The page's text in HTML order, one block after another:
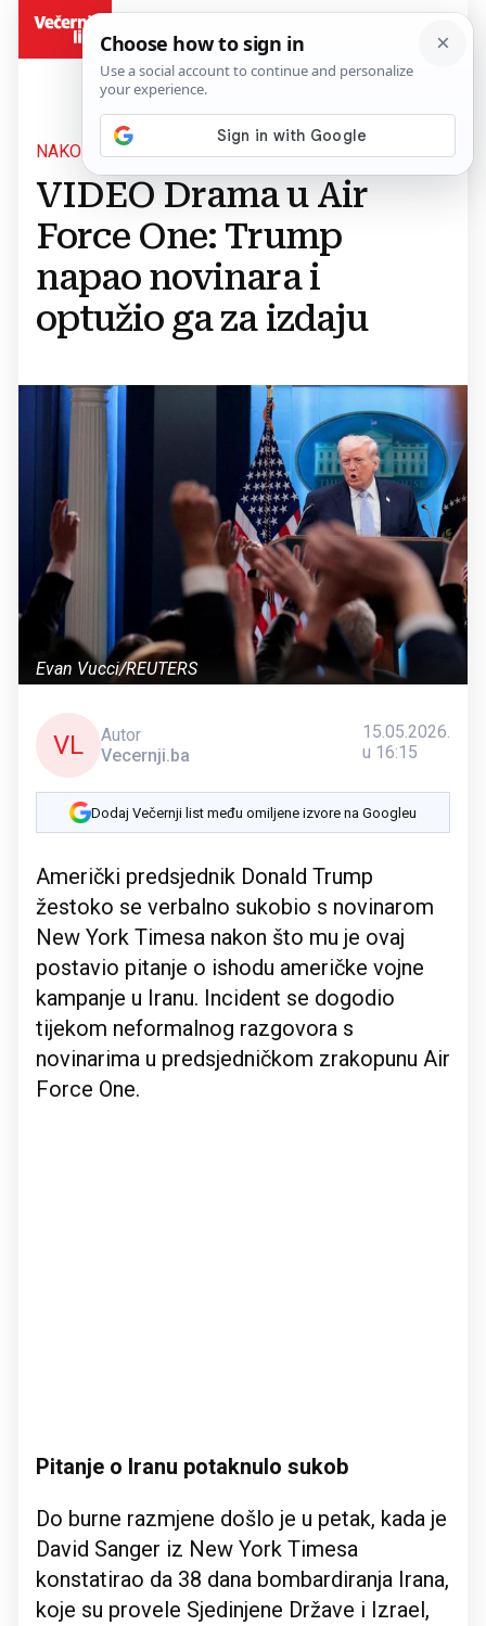
NAKON PITANJA O IRANU
VIDEO Drama u Air
Force One: Trump
napao novinara i
optužio ga za izdaju
Evan Vucci/REUTERS
VL
Autor
Vecernji.ba
15.05.2026.
u 16:15
Dodaj Večernji list među omiljene izvore na Googleu
Američki predsjednik Donald Trump
žestoko se verbalno sukobio s novinarom
New York Timesa nakon što mu je ovaj
postavio pitanje o ishodu američke vojne
kampanje u Iranu. Incident se dogodio
tijekom neformalnog razgovora s
novinarima u predsjedničkom zrakopunu Air
Force One.
Pitanje o Iranu potaknulo sukob
Do burne razmjene došlo je u petak, kada je
David Sanger iz New York Timesa
konstatirao da 38 dana bombardiranja Irana,
koje su provele Sjedinjene Države i Izrael,